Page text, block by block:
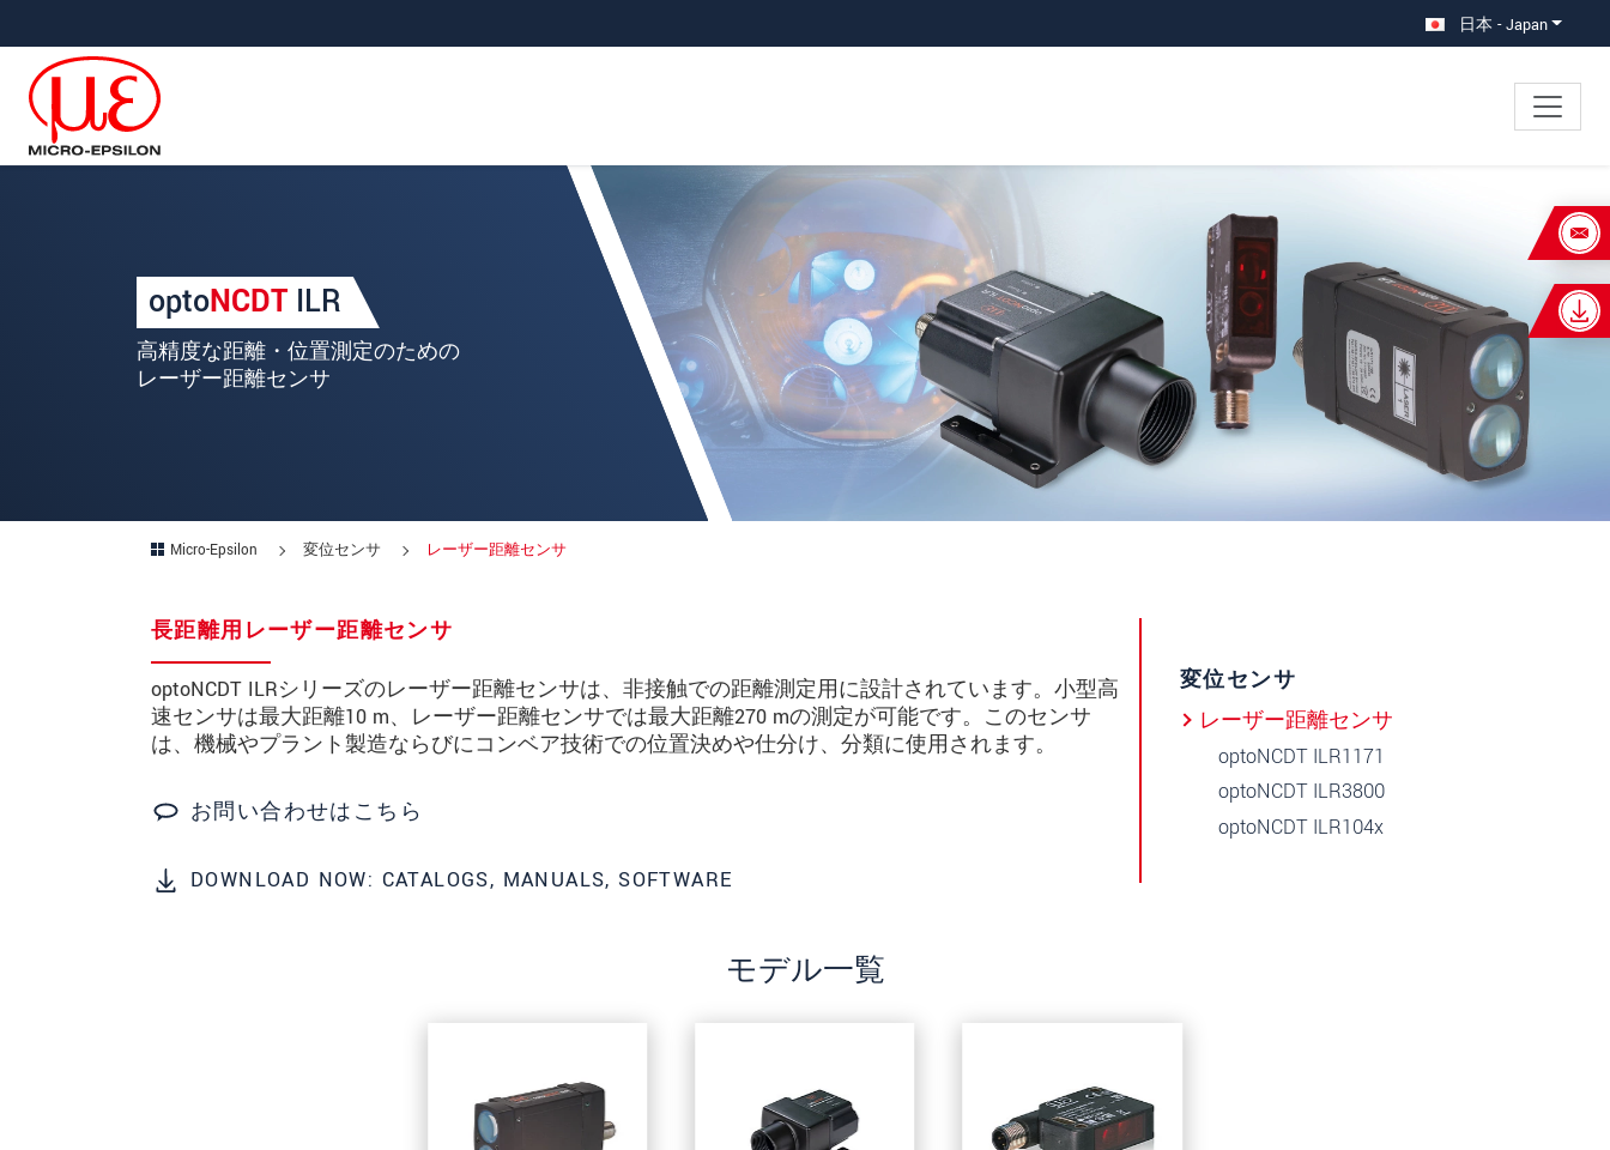
日本 - Japan
optoNCDT ILR
高精度な距離・位置測定のための
レーザー距離センサ
Micro-Epsilon 変位センサ レーザー距離センサ
長距離用レーザー距離センサ
optoNCDT ILRシリーズのレーザー距離センサは、非接触での距離測定用に設計されています。小型高
速センサは最大距離10 m、レーザー距離センサでは最大距離270 mの測定が可能です。このセンサ
は、機械やプラント製造ならびにコンベア技術での位置決めや仕分け、分類に使用されます。
お問い合わせはこちら
DOWNLOAD NOW: CATALOGS, MANUALS, SOFTWARE
変位センサ
レーザー距離センサ
optoNCDT ILR1171
optoNCDT ILR3800
optoNCDT ILR104x
モデル一覧
あなたのリクエスト レーザー距離センサ
名*
姓*
郵便番号
国*
電話
メールアドレ
メッセージ*
私たちはお客様の個人情報を内密に扱います。
個人情報に関するプライバシーステートメントをお読みください。